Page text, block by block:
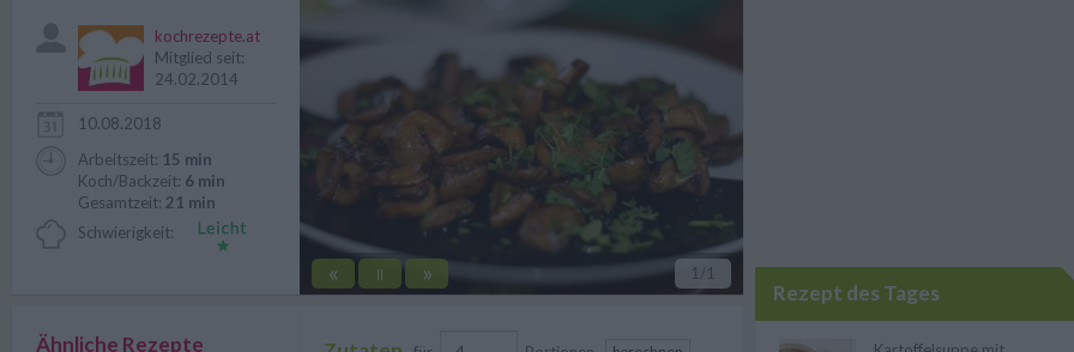
« || » 1 /1
kochrezepte.at
Mitglied seit:
24.02.2014
10.08.2018
Arbeitszeit: 15 min
Koch/Backzeit: 6 min
Gesamtzeit: 21 min
Schwierigkeit:
Ähnliche Rezepte
Rezept des Tages